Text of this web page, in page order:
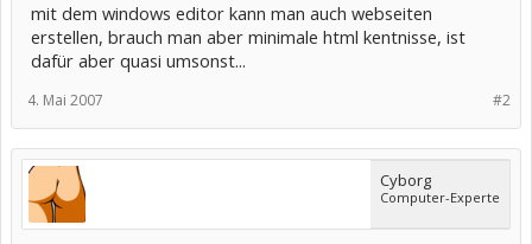
mit dem windows editor kann man auch webseiten
erstellen, brauch man aber minimale html kentnisse, ist
dafür aber quasi umsonst...
#2
4. Mai 2007
Cyborg
Computer-Experte